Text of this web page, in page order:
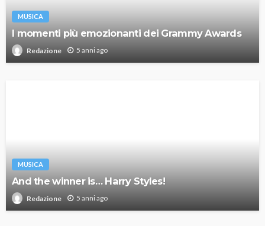
MUSICA
I momenti più emozionanti dei Grammy Awards
Redazione 5 anni ago
MUSICA
And the winner is… Harry Styles!
Redazione 5 anni ago